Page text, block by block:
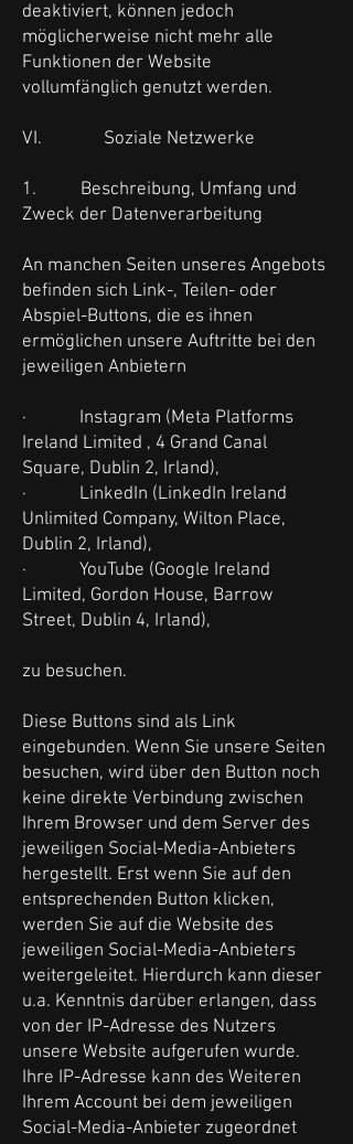
deaktiviert, können jedoch
möglicherweise nicht mehr alle
Funktionen der Website
vollumfänglich genutzt werden.
VI. Soziale Netzwerke
1. Beschreibung, Umfang und
Zweck der Datenverarbeitung
An manchen Seiten unseres Angebots
befinden sich Link-, Teilen- oder
Abspiel-Buttons, die es ihnen
ermöglichen unsere Auftritte bei den
jeweiligen Anbietern
· Instagram (Meta Platforms
Ireland Limited , 4 Grand Canal
Square, Dublin 2, Irland),
· LinkedIn (LinkedIn Ireland
Unlimited Company, Wilton Place,
Dublin 2, Irland),
· YouTube (Google Ireland
Limited, Gordon House, Barrow
Street, Dublin 4, Irland),
zu besuchen.
Diese Buttons sind als Link
eingebunden. Wenn Sie unsere Seiten
besuchen, wird über den Button noch
keine direkte Verbindung zwischen
Ihrem Browser und dem Server des
jeweiligen Social-Media-Anbieters
hergestellt. Erst wenn Sie auf den
entsprechenden Button klicken,
werden Sie auf die Website des
jeweiligen Social-Media-Anbieters
weitergeleitet. Hierdurch kann dieser
u.a. Kenntnis darüber erlangen, dass
von der IP-Adresse des Nutzers
unsere Website aufgerufen wurde.
Ihre IP-Adresse kann des Weiteren
Ihrem Account bei dem jeweiligen
Social-Media-Anbieter zugeordnet